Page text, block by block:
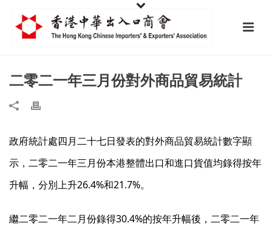
二零二一年三月份對外商品貿易統計
政府統計處四月二十七日發表的對外商品貿易統計數字顯
示，二零二一年三月份本港整體出口和進口貨值均錄得按年
升幅，分別上升26.4%和21.7%。
繼二零二一年二月份錄得30.4%的按年升幅後，二零二一年